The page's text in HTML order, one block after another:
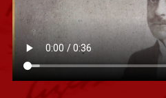
A bordo do
Em viagens
Tempos